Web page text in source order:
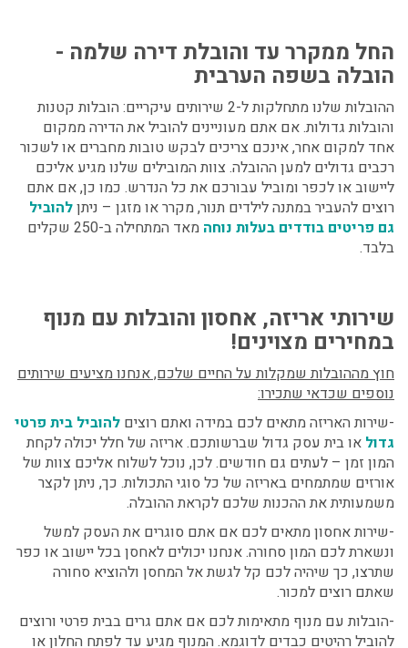
החל ממקרר עד והובלת דירה שלמה -
הובלה בשפה הערבית
ההובלות שלנו מתחלקות ל-2 שירותים עיקריים: הובלות קטנות
והובלות גדולות. אם אתם מעוניינים להוביל את הדירה ממקום
אחד למקום אחר, אינכם צריכים לבקש טובות מחברים או לשכור
רכבים גדולים למען ההובלה. צוות המובילים שלנו מגיע אליכם
ליישוב או לכפר ומוביל עבורכם את כל הנדרש. כמו כן, אם אתם
רוצים להעביר במתנה לילדים תנור, מקרר או מזגן – ניתןלהוביל
גם פריטים בודדים בעלות נוחה
מאד המתחילה ב-250 שקלים
בלבד.
שירותי אריזה, אחסון והובלות עם מנוף
במחירים מצוינים!
חוץ מההובלות שמקלות על החיים שלכם, אנחנו מציעים שירותים
נוספים שכדאי שתכירו:
-שירות האריזה מתאים לכם במידה ואתם רוצים להוביל בית פרטי
גדול או בית עסק גדול שברשותכם. אריזה של חלל יכולה לקחת
המון זמן – לעתים גם חודשים. לכן, נוכל לשלוח אליכם צוות של
אורזים שמתמחים באריזה של כל סוגי התכולות. כך, ניתן לקצר
משמעותית את ההכנות שלכם לקראת ההובלה.
-שירות אחסון מתאים לכם אם אתם סוגרים את העסק למשל
ונשארת לכם המון סחורה. אנחנו יכולים לאחסן בכל יישוב או כפר
שתרצו, כך שיהיה לכם קל לגשת אל המחסן ולהוציא סחורה
שאתם רוצים למכור.
-הובלות עם מנוף מתאימות לכם אם אתם גרים בבית פרטי ורוצים
להוביל רהיטים כבדים לדוגמא. המנוף מגיע עד לפתח החלון או